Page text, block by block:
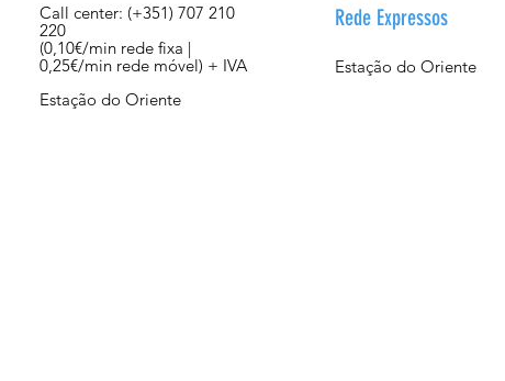
Call center: (+351) 707 210
220
(0,10€/min rede fixa |
0,25€/min rede móvel) + IVA
Estação do Oriente
Rede Expressos
Estação do Oriente